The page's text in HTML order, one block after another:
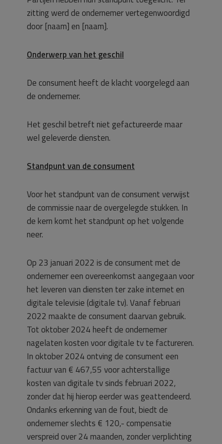
zitting werd de ondernemer vertegenwoordigd
door [naam] en [naam].
Onderwerp van het geschil
De consument heeft de klacht voorgelegd aan
de ondernemer.
Het geschil betreft niet gefactureerde maar
wel geleverde diensten.
Standpunt van de consument
Voor het standpunt van de consument verwijst
de commissie naar de overgelegde stukken. In
de kern komt het standpunt op het volgende
neer.
Op 23 januari 2022 is de consument met de
ondernemer een overeenkomst aangegaan voor
het leveren van diensten ter zake internet en
digitale televisie (digitale tv). Vanaf februari
2022 maakte de consument daarvan gebruik.
Tot oktober 2024 heeft de ondernemer
nagelaten kosten voor digitale tv te factureren.
In oktober 2024 ontving de consument een
factuur van € 467,55 voor achterstallige
kosten van digitale tv sinds februari 2022,
zonder dat hij hierop eerder was geattendeerd.
Ondanks erkenning van de fout, biedt de
ondernemer slechts € 120,- compensatie
verspreid over 24 maanden, zonder verplichting